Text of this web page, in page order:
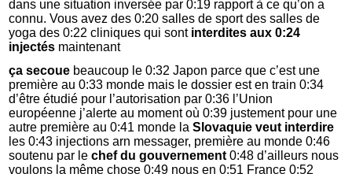
dans une situation inversée par 0:19 rapport à ce qu’on a
connu. Vous avez des 0:20 salles de sport des salles de
yoga des 0:22 cliniques qui sont interdites aux 0:24
injectés maintenant
ça secoue beaucoup le 0:32 Japon parce que c’est une
première au 0:33 monde mais le dossier est en train 0:34
d’être étudié pour l’autorisation par 0:36 l’Union
européenne j’alerte au moment où 0:39 justement pour une
autre première au 0:41 monde laSlovaquie veut interdire
les 0:43 injections arn messager, première au monde 0:46
soutenu par lechef du gouvernement 0:48 d’ailleurs nous
voulons la même chose 0:49 nous en 0:51 France 0:52